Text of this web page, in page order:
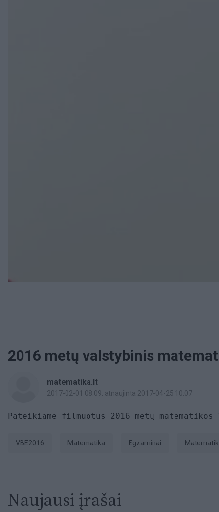
2016 metų valstybinis
matematika.lt
2017-02-01 08:09, atnaujinta 2017-04-25 10:07
Pateikiame filmuotus 2016 metų
VBE2016 Matematika Egzaminai
Naujausi įrašai